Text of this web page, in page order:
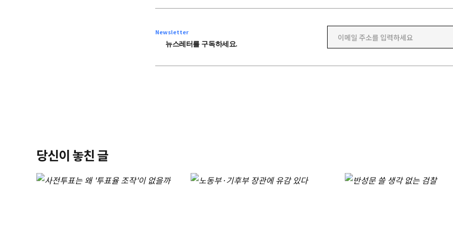
Newsletter
뉴스레터를 구독하세요. 이메일 주소를 입력하세요
당신이 놓친 글